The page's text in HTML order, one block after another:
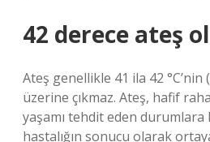
42 derece ateş
Ateş genellikle 41 ila 42 °C’nin
üzerine çıkmaz. Ateş, hafif
yaşamı tehdit eden
hastalığın sonucu olarak